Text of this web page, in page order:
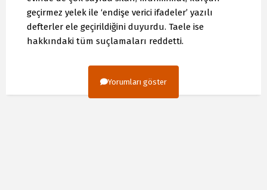
geçirmez yelek ile ‘endişe verici ifadeler’ yazılı
defterler ele geçirildiğini duyurdu. Taele ise
hakkındaki tüm suçlamaları reddetti.
Yorumları göster